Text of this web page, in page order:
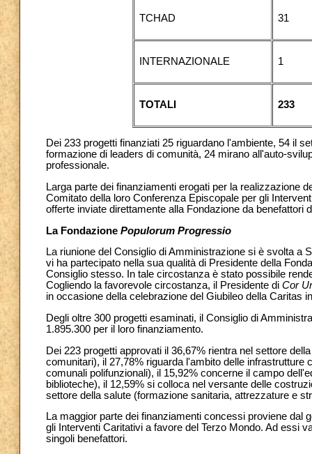
TCHAD 31
INTERNAZIONALE 1
TOTALI 233
Dei 233 progetti finanziati 25 riguardano l'ambiente, 54 il
formazione di leaders di comunità, 24 mirano all'auto-
professionale.
Larga parte dei finanziamenti erogati per la realizzazione
Comitato della loro Conferenza Episcopale per gli
offerte inviate direttamente alla Fondazione da benefattori
La Fondazione Populorum Progressio
La riunione del Consiglio di Amministrazione si è svolta a
vi ha partecipato nella sua qualità di Presidente della
Consiglio stesso. In tale circostanza è stato possibile
Cogliendo la favorevole circostanza, il Presidente di Cor
in occasione della celebrazione del Giubileo della Caritas
Degli oltre 300 progetti esaminati, il Consiglio di
1.895.300 per il loro finanziamento.
Dei 223 progetti approvati il 36,67% rientra nel settore
comunitari), il 27,78% riguarda l'ambito delle
comunali polifunzionali), il 15,92% concerne il campo
biblioteche), il 12,59% si colloca nel versante delle
settore della salute (formazione sanitaria, attrezzature e
La maggior parte dei finanziamenti concessi proviene dal
gli Interventi Caritativi a favore del Terzo Mondo. Ad essi
singoli benefattori.